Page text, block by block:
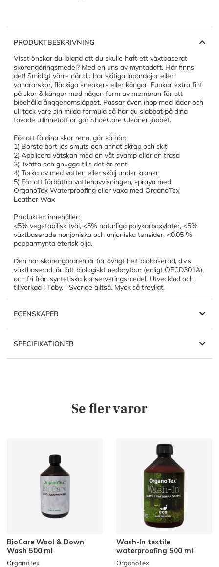
PRODUKTBESKRIVNING
Visst önskar du ibland att du skulle haft ett växtbaserat
skorengöringsmedel? Med en uns av myntadoft. Här finns
det! Smidigt värre när du har skitiga löpardojor eller
vandrarskor, fläckiga sneakers eller kängor. Funkar extra fint
på skor & kängor med någon form av membran för att
bibehålla ånggenomsläppet. Passar även ihop med läder och
ull tack vare sin milda formula så har du slabbat på dina
tovade ullinnetofflor gör ShoeCare Cleaner jobbet.
För att få dina skor rena, gör så här:
1) Borsta bort lös smuts och annat skräp och skit
2) Applicera vätskan med en våt svamp eller en trasa
3) Tvätta och gnugga tills det är rent
4) Torka av med vatten eller skölj under kranen
5) För att förbättra vattenavvisningen, spraya med
OrganoTex Waterproofing eller vaxa med OrganoTex
Leather Wax
Produkten innehåller:
<5% vegetabilisk tvål, <5% naturliga polykarboxylater, <5%
växtbaserade nonjoniska och anjoniska tensider, <0.05 %
pepparmynta eterisk olja.
Den här skorengöraren är för övrigt helt biobaserad, d.v.s
växtbaserad, är lätt biologiskt nedbrytbar (enligt OECD301A),
och fri från syntetiska konserveringsmedel. Utvecklad och
tillverkad i Täby. I Sverige alltså. Myck så trevligt.
EGENSKAPER
SPECIFIKATIONER
Se fler varor
BioCare Wool & Down
Wash 500 ml
OrganoTex
Wash-In textile
waterproofing 500 ml
OrganoTex